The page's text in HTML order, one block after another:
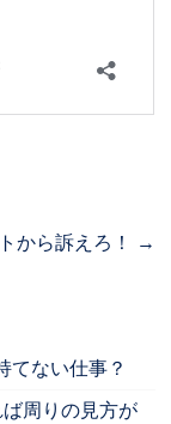
から訴えろ！ →
てない仕事？
周りの見方が